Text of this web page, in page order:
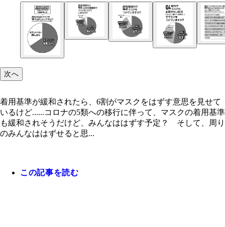
次へ
着用基準が緩和されたら、6割がマスクをはずす意思を見せて
いるけど......コロナの5類への移行に伴って、マスクの着用基準
も緩和されそうだけど、みんなははずす予定？ そして、周り
のみんなははずせると思...
この記事を読む